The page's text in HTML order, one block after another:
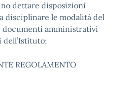
dettare disposizioni
disciplinare le modalità del
documenti amministrativi
REGOLAMENTO